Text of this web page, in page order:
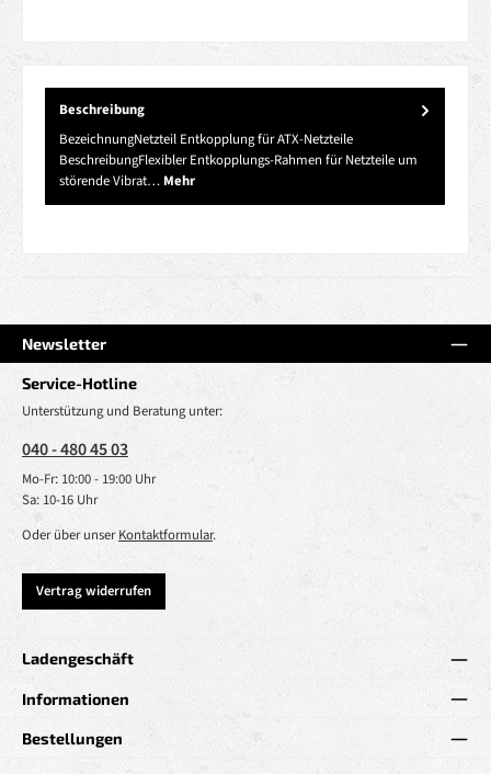
Beschreibung
BezeichnungNetzteil Entkopplung für ATX-Netzteile
BeschreibungFlexibler Entkopplungs-Rahmen für Netzteile um
störende Vibrat… Mehr
Newsletter
Service-Hotline
Unterstützung und Beratung unter:
040 - 480 45 03
Mo-Fr: 10:00 - 19:00 Uhr
Sa: 10-16 Uhr
Oder über unserKontaktformular.
Vertrag widerrufen
Ladengeschäft
Informationen
Bestellungen